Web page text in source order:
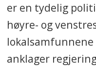
er en tydelig
høyre- og
lokalsamfunnene
anklager